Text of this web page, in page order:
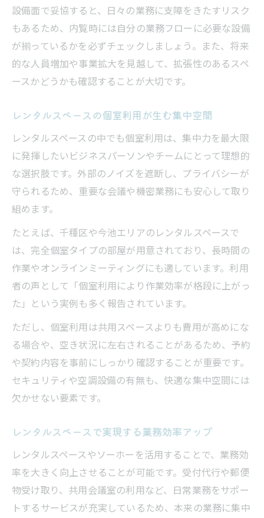
初期費用と月額費用のバランスを考えた選
択
レンタルスペースでコストパフォーマンス
を高める
レンタルスペースで安心して法人登記がで
ソーホー向けレンタルスペースの登記サポ
ート活用法
法人登記に適したレンタルスペースの条件
レンタルスペース利用で事業信頼感を高め
る方法
レンタルスペース選びで法人登記の不安を
解消
少人数チームが快適に使えるオフィス探し
レンタルスペースは少人数チームに最適な
理由
チーム利用で選ぶレンタルスペースのポイ
ント
快適な作業環境を叶えるレンタルスペース
レンタルスペースで実現する柔軟なチーム
運営
レンタルスペース活用で効率的なオフィス
運用
設備面で妥協すると、日々の業務に支障をきたすリスク
もあるため、内覧時には自分の業務フローに必要な設備
が揃っているかを必ずチェックしましょう。また、将来
的な人員増加や事業拡大を見越して、拡張性のあるスペ
ースかどうかも確認することが大切です。
レンタルスペースの個室利用が生む集中空間
レンタルスペースの中でも個室利用は、集中力を最大限
に発揮したいビジネスパーソンやチームにとって理想的
な選択肢です。外部のノイズを遮断し、プライバシーが
守られるため、重要な会議や機密業務にも安心して取り
組めます。
たとえば、千種区や今池エリアのレンタルスペースで
は、完全個室タイプの部屋が用意されており、長時間の
作業やオンラインミーティングにも適しています。利用
者の声として「個室利用により作業効率が格段に上がっ
た」という実例も多く報告されています。
ただし、個室利用は共用スペースよりも費用が高めにな
る場合や、空き状況に左右されることがあるため、予約
や契約内容を事前にしっかり確認することが重要です。
セキュリティや空調設備の有無も、快適な集中空間には
欠かせない要素です。
レンタルスペースで実現する業務効率アップ
レンタルスペースやソーホーを活用することで、業務効
率を大きく向上させることが可能です。受付代行や郵便
物受け取り、共用会議室の利用など、日常業務をサポー
トするサービスが充実しているため、本来の業務に集中